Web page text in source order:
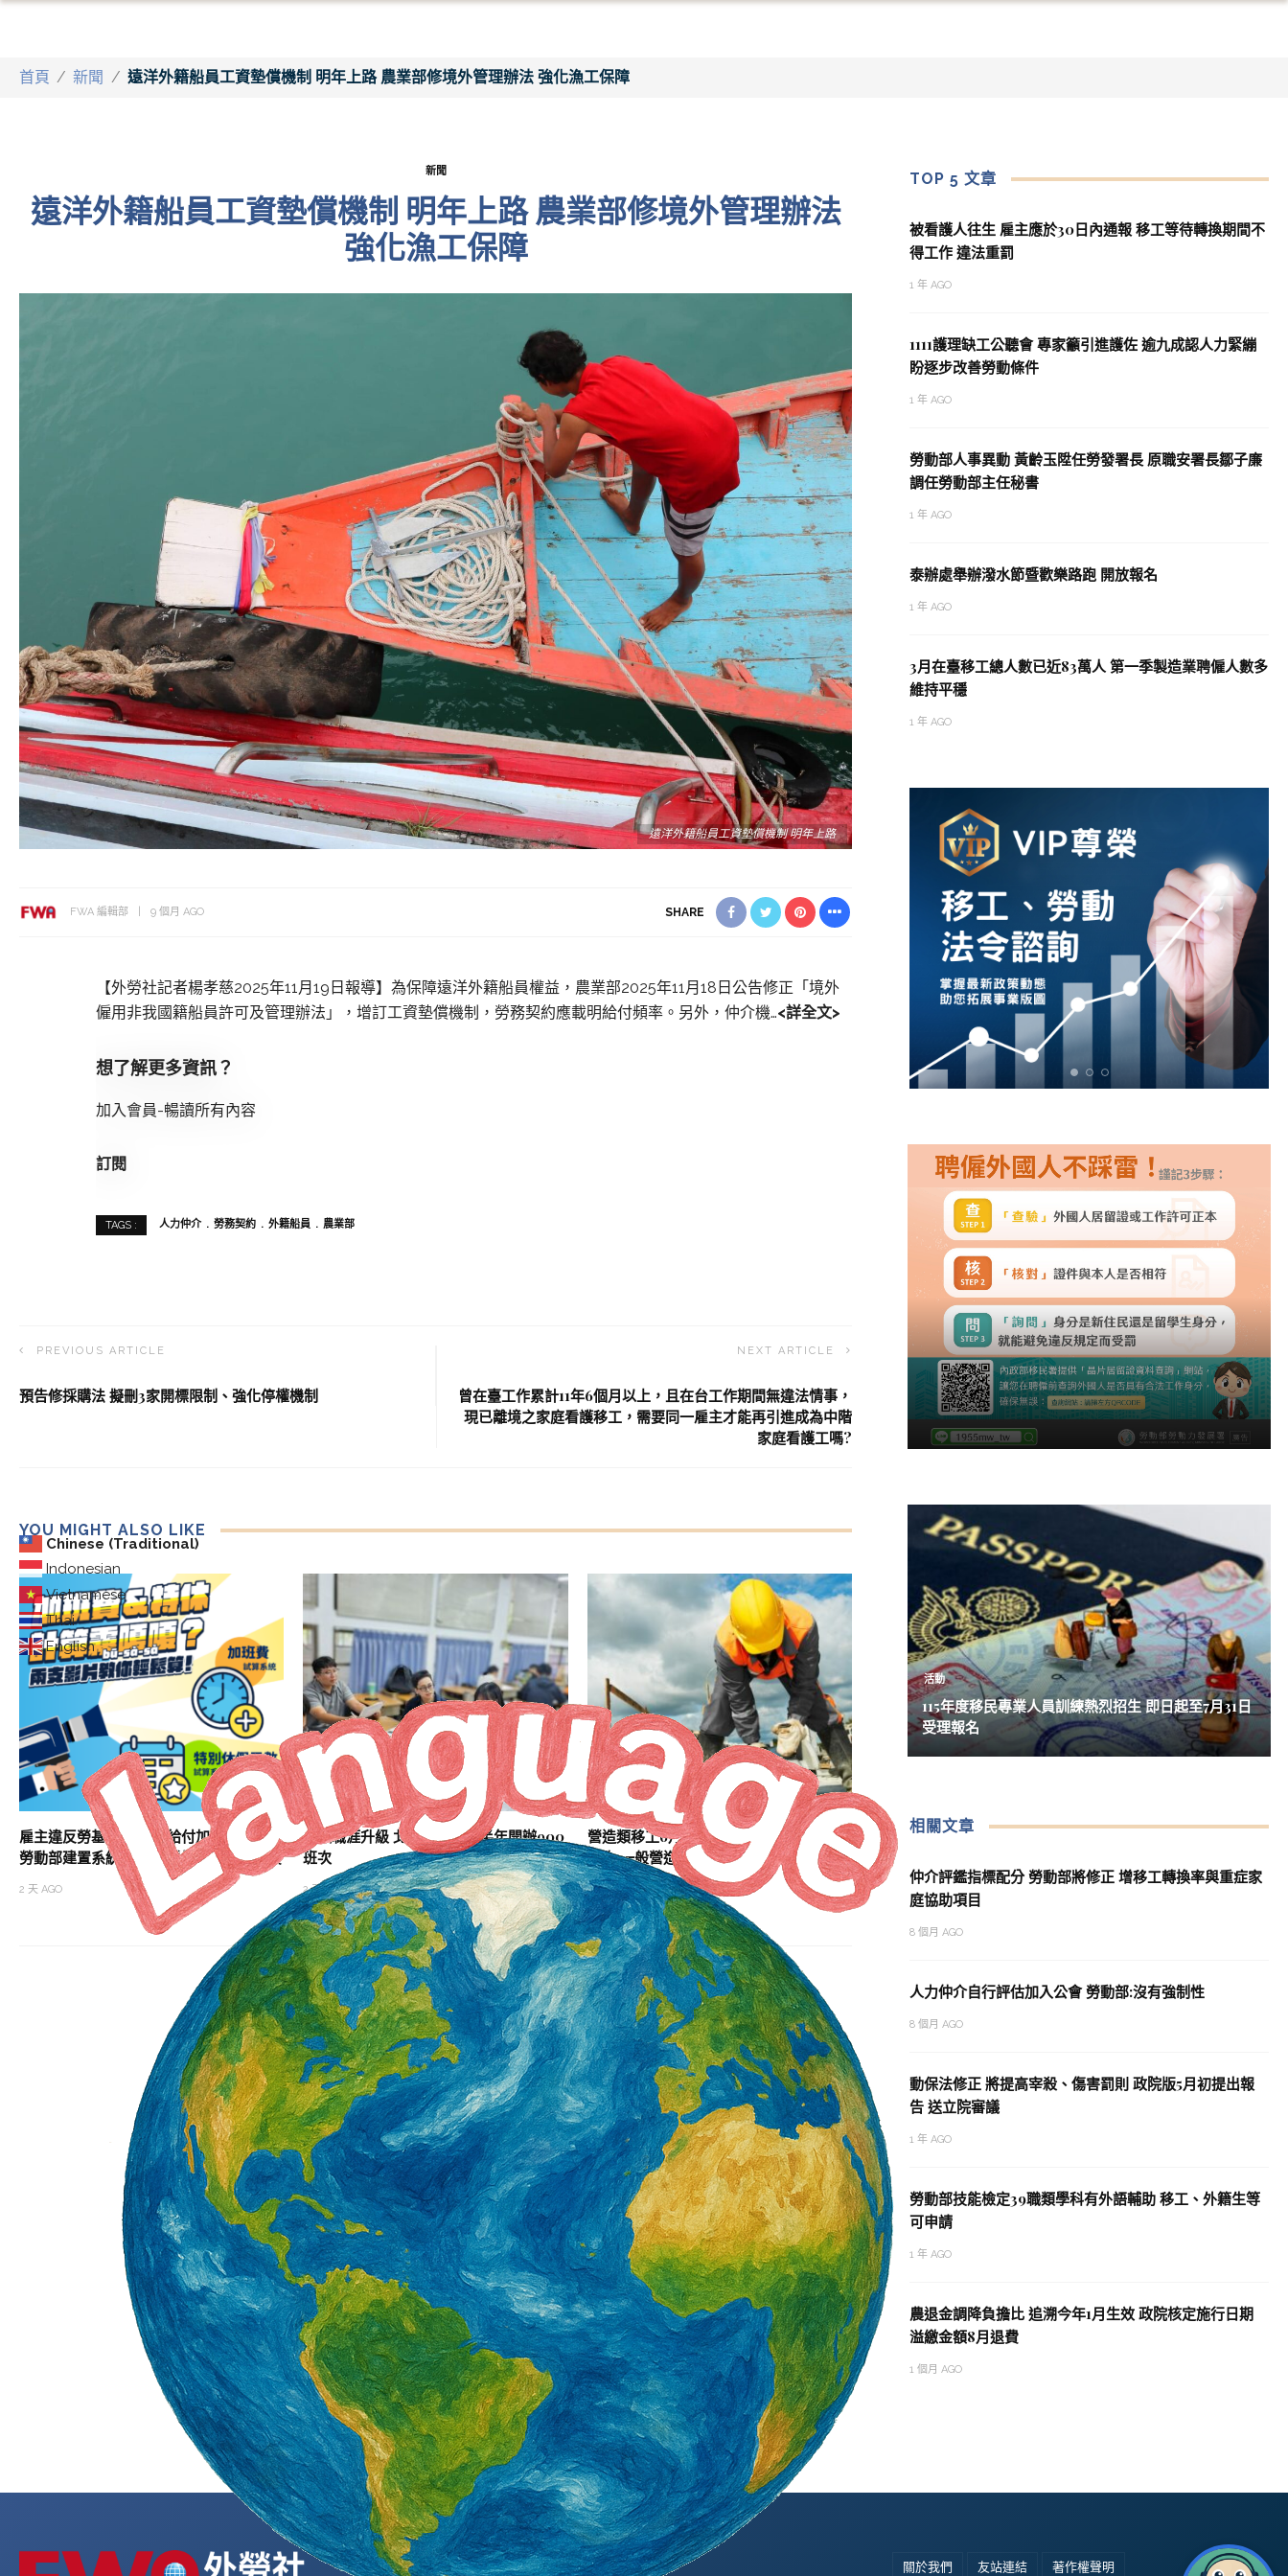
Chinese (Traditional)
Indonesian
Vietnamese
Thai
English
首頁 / 新聞 / 遠洋外籍船員工資墊償機制 明年上路 農業部修境外管理辦法 強化漁工保障
新聞
遠洋外籍船員工資墊償機制 明年上路 農業部修境外管理辦法
強化漁工保障
遠洋外籍船員工資墊償機制 明年上路
FWA 編輯部 9 個月 AGO SHARE
【外勞社記者楊孝慈2025年11月19日報導】為保障遠洋外籍船員權益，農業部2025年11月18日公告修正「境外
僱用非我國籍船員許可及管理辦法」，增訂工資墊償機制，勞務契約應載明給付頻率。另外，仲介機…<詳全文>
想了解更多資訊？
加入會員-暢讀所有內容
訂閱
TAGS : 人力仲介 勞務契約 外籍船員 農業部
PREVIOUS ARTICLE
預告修採購法 擬刪3家開標限制、強化停權機制
NEXT ARTICLE
曾在臺工作累計11年6個月以上，且在台工作期間無違法情事，
現已離境之家庭看護移工，需要同一雇主才能再引進成為中階
家庭看護工嗎?
YOU MIGHT ALSO LIKE
雇主違反勞基法 未依法給付加班費居冠
勞動部建置系統 協助勞雇快速試算加班費
2 天 AGO
助攻職涯升級 北分署產投下半年開辦900
班次
2 天 AGO
營造類移工6月底突破3萬5千人 年增1千8
百人 一般營造增加最多
2 天 AGO
TOP 5 文章
被看護人往生 雇主應於30日內通報 移工等待轉換期間不
得工作 違法重罰
1 年 AGO
1111護理缺工公聽會 專家籲引進護佐 逾九成認人力緊繃
盼逐步改善勞動條件
1 年 AGO
勞動部人事異動 黃齡玉陞任勞發署長 原職安署長鄒子廉
調任勞動部主任秘書
1 年 AGO
泰辦處舉辦潑水節暨歡樂路跑 開放報名
1 年 AGO
3月在臺移工總人數已近83萬人 第一季製造業聘僱人數多
維持平穩
1 年 AGO
活動
115年度移民專業人員訓練熱烈招生 即日起至7月31日
受理報名
相關文章
仲介評鑑指標配分 勞動部將修正 增移工轉換率與重症家
庭協助項目
8 個月 AGO
人力仲介自行評估加入公會 勞動部:沒有強制性
8 個月 AGO
動保法修正 將提高宰殺、傷害罰則 政院版5月初提出報
告 送立院審議
1 年 AGO
勞動部技能檢定39職類學科有外語輔助 移工、外籍生等
可申請
1 年 AGO
農退金調降負擔比 追溯今年1月生效 政院核定施行日期
溢繳金額8月退費
1 個月 AGO
關於我們 友站連結 著作權聲明